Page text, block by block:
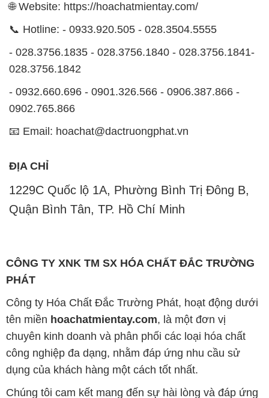
🌐 Website: https://hoachatmientay.com/
📞 Hotline: - 0933.920.505 - 028.3504.5555
- 028.3756.1835 - 028.3756.1840 - 028.3756.1841-
028.3756.1842
- 0932.660.696 - 0901.326.566 - 0906.387.866 -
0902.765.866
📧 Email: hoachat@dactruongphat.vn
ĐỊA CHỈ
1229C Quốc lộ 1A, Phường Bình Trị Đông B,
Quận Bình Tân, TP. Hồ Chí Minh
CÔNG TY XNK TM SX HÓA CHẤT ĐẮC TRƯỜNG
PHÁT
Công ty Hóa Chất Đắc Trường Phát, hoạt động dưới
tên miền hoachatmientay.com, là một đơn vị
chuyên kinh doanh và phân phối các loại hóa chất
công nghiệp đa dạng, nhằm đáp ứng nhu cầu sử
dụng của khách hàng một cách tốt nhất.
Chúng tôi cam kết mang đến sự hài lòng và đáp ứng